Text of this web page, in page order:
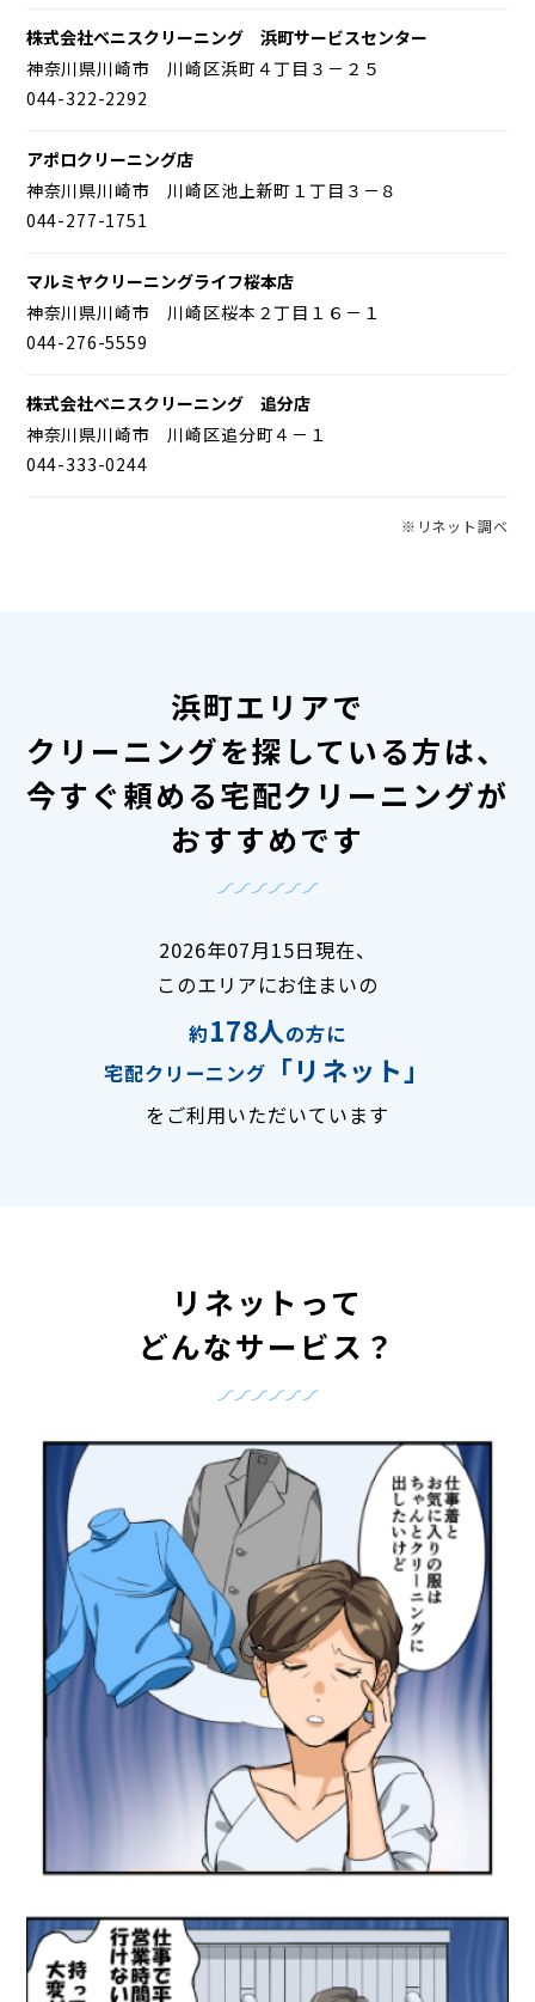
株式会社ベニスクリーニング 浜町サービスセンター
神奈川県川崎市 川崎区浜町４丁目３－２５
044-322-2292
アポロクリーニング店
神奈川県川崎市 川崎区池上新町１丁目３－８
044-277-1751
マルミヤクリーニングライフ桜本店
神奈川県川崎市 川崎区桜本２丁目１６－１
044-276-5559
株式会社ベニスクリーニング 追分店
神奈川県川崎市 川崎区追分町４－１
044-333-0244
※リネット調べ
浜町エリアで
クリーニングを探している方は、
今すぐ頼める宅配クリーニングが
おすすめです
2026年07月15日現在、
このエリアにお住まいの
約178人の方に
宅配クリーニング
「リネット」
をご利用いただいています
リネットって
どんなサービス？